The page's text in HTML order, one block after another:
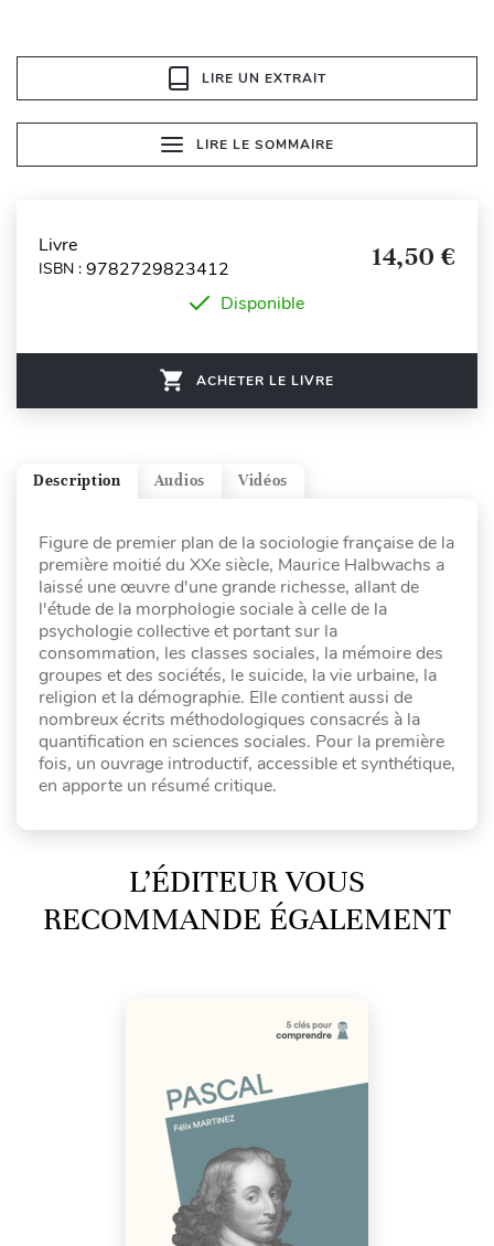
LIRE UN EXTRAIT
LIRE LE SOMMAIRE
Livre
ISBN : 9782729823412 14,50 €
Disponible
ACHETER LE LIVRE
Vidéos
Audios
Description
Figure de premier plan de la sociologie française de la
première moitié du XXe siècle, Maurice Halbwachs a
laissé une œuvre d'une grande richesse, allant de
l'étude de la morphologie sociale à celle de la
psychologie collective et portant sur la
consommation, les classes sociales, la mémoire des
groupes et des sociétés, le suicide, la vie urbaine, la
religion et la démographie. Elle contient aussi de
nombreux écrits méthodologiques consacrés à la
quantification en sciences sociales. Pour la première
fois, un ouvrage introductif, accessible et synthétique,
en apporte un résumé critique.
L’ÉDITEUR VOUS
RECOMMANDE ÉGALEMENT